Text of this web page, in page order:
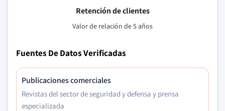
Retención de clientes
Valor de relación de 5 años
Fuentes De Datos Verificadas
Publicaciones comerciales
Revistas del sector de seguridad y defensa y prensa
especializada